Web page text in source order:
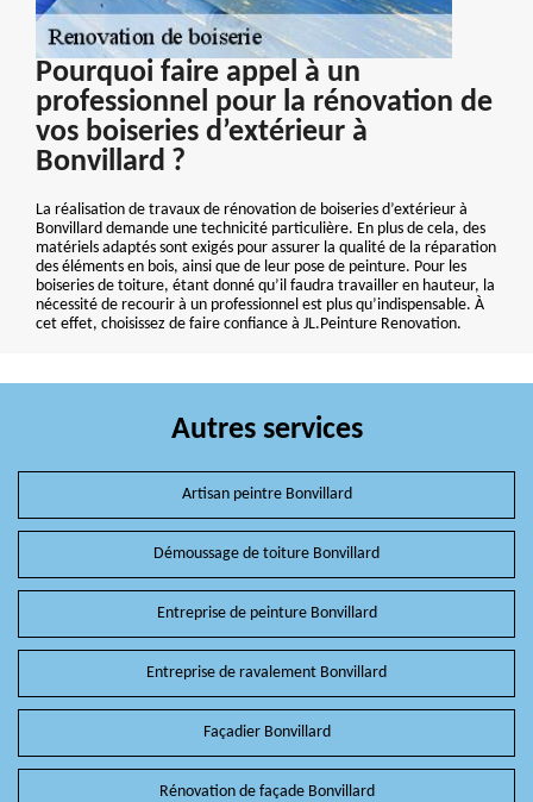
Pourquoi faire appel à un
professionnel pour la rénovation de
vos boiseries d’extérieur à
Bonvillard ?
La réalisation de travaux de rénovation de boiseries d’extérieur à
Bonvillard demande une technicité particulière. En plus de cela, des
matériels adaptés sont exigés pour assurer la qualité de la réparation
des éléments en bois, ainsi que de leur pose de peinture. Pour les
boiseries de toiture, étant donné qu’il faudra travailler en hauteur, la
nécessité de recourir à un professionnel est plus qu’indispensable. À
cet effet, choisissez de faire confiance à JL.Peinture Renovation.
Autres services
Artisan peintre Bonvillard
Démoussage de toiture Bonvillard
Entreprise de peinture Bonvillard
Entreprise de ravalement Bonvillard
Façadier Bonvillard
Rénovation de façade Bonvillard